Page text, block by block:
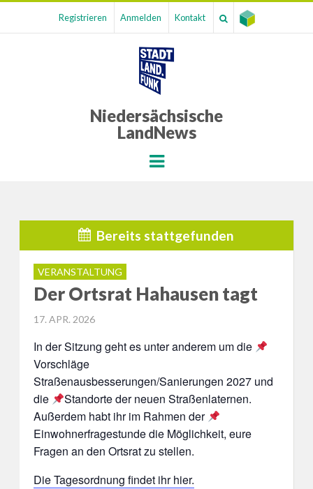
Registrieren Anmelden Kontakt
Niedersächsische
LandNews
Menu
Bereits stattgefunden
VERANSTALTUNG
Der Ortsrat Hahausen tagt
POSTED
17. APR. 2026
In der Sitzung geht es unter anderem um die
Vorschläge
Straßenausbesserungen/Sanierungen 2027 und
die
Standorte der neuen Straßenlaternen.
Außerdem habt ihr im Rahmen der
Einwohnerfragestunde die Möglichkeit, eure
Fragen an den Ortsrat zu stellen.
Die Tagesordnung findet ihr hier.